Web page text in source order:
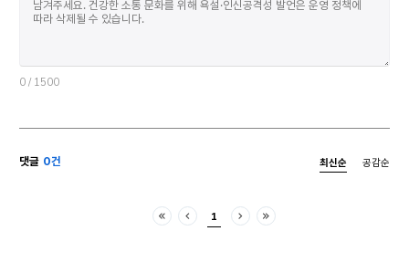
0 / 1500
댓글 0건 최신순 공감순
처음 이전 1 다음마지막